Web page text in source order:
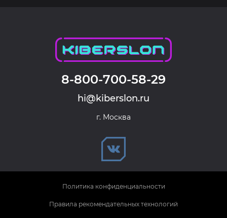
8-800-700-58-29
hi@kiberslon.ru
г. Москва
Политика конфиденциальности
Правила рекомендательных технологий